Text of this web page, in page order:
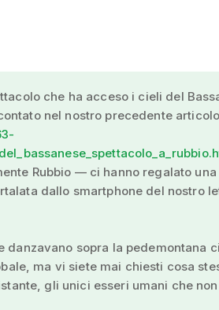
che ha acceso i cieli del
nel nostro precedente articolo
Rubbio — ci hanno regalato una
dallo smartphone del nostro
danzavano sopra la pedemontana
ma vi siete mai chiesti cosa
gli unici esseri umani che